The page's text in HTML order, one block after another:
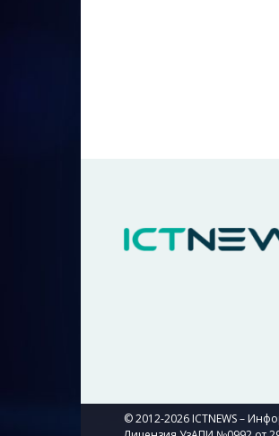
© 2012-2026 ICTNEWS –